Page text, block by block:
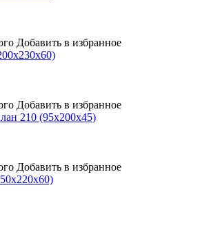
Добавить в избранное
Добавить в избранное
210 (95х200х45)
Добавить в избранное